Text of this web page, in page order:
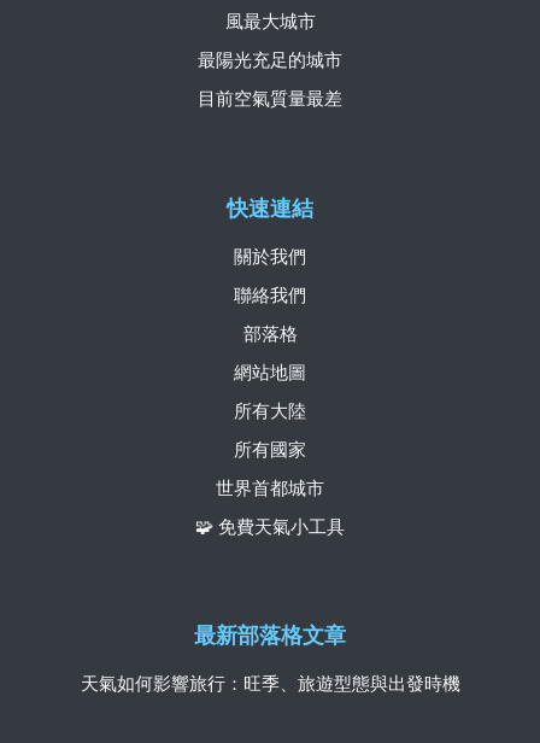
快速連結
關於我們
聯絡我們
部落格
網站地圖
所有大陸
所有國家
世界首都城市
🧩 免費天氣小工具
風最大城市
最陽光充足的城市
目前空氣質量最差
最新部落格文章
天氣如何影響旅行：旺季、旅遊型態與出發時機